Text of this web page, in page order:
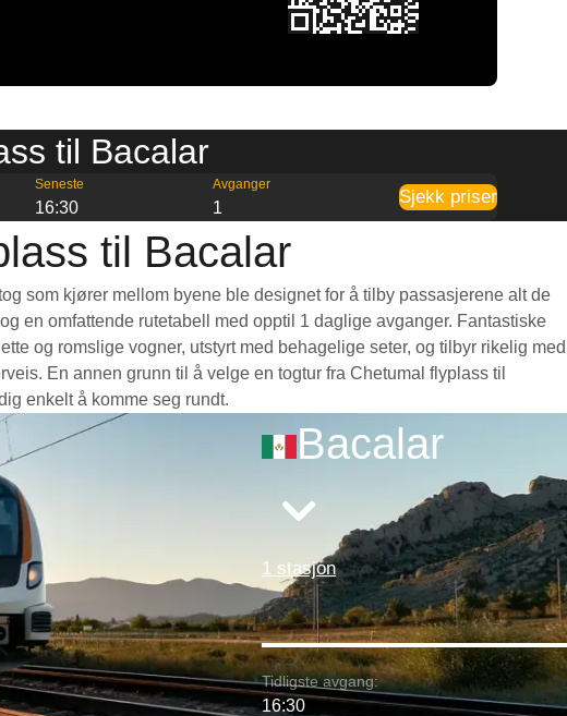
til Bacalar
Seneste
16:30
Avganger
1
Sjekk priser
til Bacalar
som kjører mellom byene ble designet for å tilby passasjerene alt de
en omfattende rutetabell med opptil 1 daglige avganger. Fantastiske
og romslige vogner, utstyrt med behagelige seter, og tilbyr rikelig med
En annen grunn til å velge en togtur fra Chetumal flyplass til
enkelt å komme seg rundt.
Bacalar
1 stasjon
Tidligste avgang:
16:30